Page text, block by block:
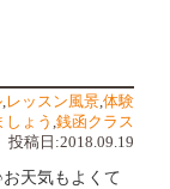
,レッスン風景,体験
しょう ,銭函クラス
投稿日:2018.09.19
天気もよくて